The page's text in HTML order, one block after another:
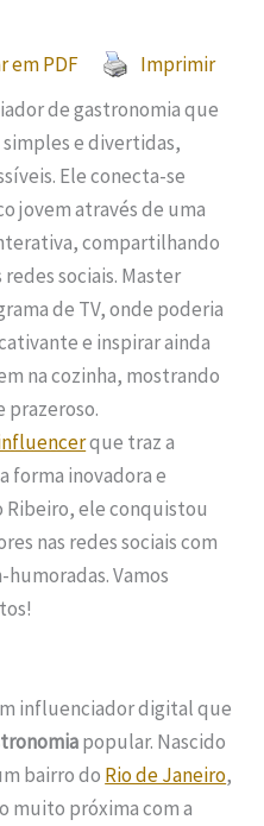
em PDF
Imprimir
de gastronomia que
e divertidas,
Ele conecta-se
jovem através de uma
compartilhando
sociais. Master
de TV, onde poderia
e inspirar ainda
na cozinha, mostrando
prazeroso.
que traz a
forma inovadora e
Ribeiro, ele conquistou
nas redes sociais com
Vamos
influenciador digital que
popular. Nascido
bairro do Rio de Janeiro,
muito próxima com a